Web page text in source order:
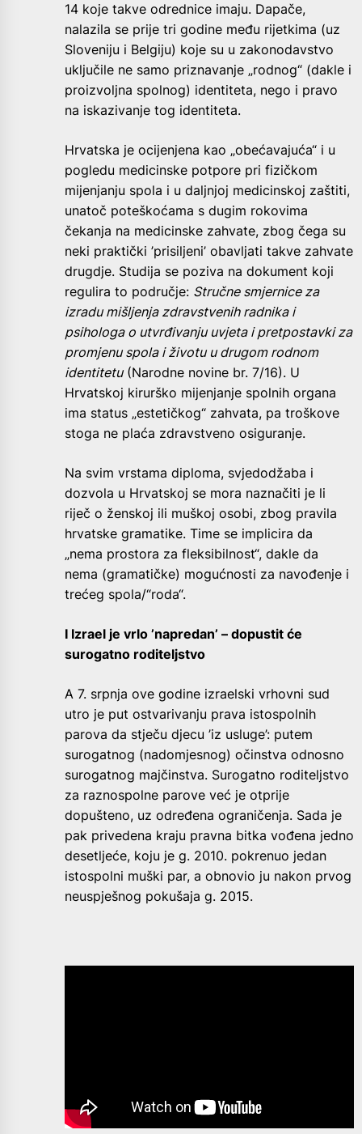
14 koje takve odrednice imaju. Dapače,
nalazila se prije tri godine među rijetkima (uz
Sloveniju i Belgiju) koje su u zakonodavstvo
uključile ne samo priznavanje „rodnog“ (dakle i
proizvoljna spolnog) identiteta, nego i pravo
na iskazivanje tog identiteta.
Hrvatska je ocijenjena kao „obećavajuća“ i u
pogledu medicinske potpore pri fizičkom
mijenjanju spola i u daljnjoj medicinskoj zaštiti,
unatoč poteškoćama s dugim rokovima
čekanja na medicinske zahvate, zbog čega su
neki praktički ’prisiljeni’ obavljati takve zahvate
drugdje. Studija se poziva na dokument koji
regulira to područje: Stručne smjernice za
izradu mišljenja zdravstvenih radnika i
psihologa o utvrđivanju uvjeta i pretpostavki za
promjenu spola i životu u drugom rodnom
identitetu(Narodne novine br. 7/16). U
Hrvatskoj kirurško mijenjanje spolnih organa
ima status „estetičkog“ zahvata, pa troškove
stoga ne plaća zdravstveno osiguranje.
Na svim vrstama diploma, svjedodžaba i
dozvola u Hrvatskoj se mora naznačiti je li
riječ o ženskoj ili muškoj osobi, zbog pravila
hrvatske gramatike. Time se implicira da
„nema prostora za fleksibilnost“, dakle da
nema (gramatičke) mogućnosti za navođenje i
trećeg spola/“roda“.
I Izrael je vrlo ’napredan’ – dopustit će
surogatno roditeljstvo
A 7. srpnja ove godine izraelski vrhovni sud
utro je put ostvarivanju prava istospolnih
parova da stječu djecu ’iz usluge’: putem
surogatnog (nadomjesnog) očinstva odnosno
surogatnog majčinstva. Surogatno roditeljstvo
za raznospolne parove već je otprije
dopušteno, uz određena ograničenja. Sada je
pak privedena kraju pravna bitka vođena jedno
desetljeće, koju je g. 2010. pokrenuo jedan
istospolni muški par, a obnovio ju nakon prvog
neuspješnog pokušaja g. 2015.